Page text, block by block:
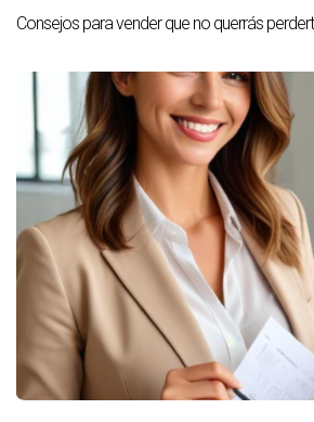
Consejos para vender que no querrás